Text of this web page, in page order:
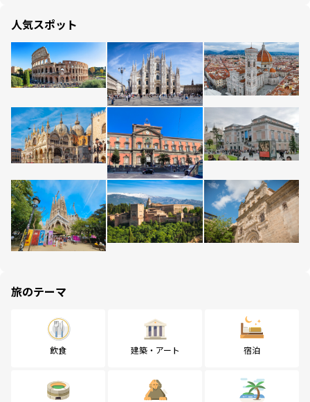
人気スポット
旅のテーマ
飲食 建築・アート 宿泊